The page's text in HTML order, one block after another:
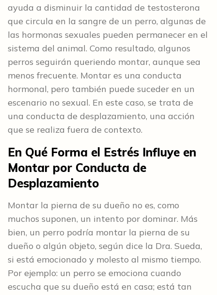
ayuda a disminuir la cantidad de testosterona
que circula en la sangre de un perro, algunas de
las hormonas sexuales pueden permanecer en el
sistema del animal. Como resultado, algunos
perros seguirán queriendo montar, aunque sea
menos frecuente. Montar es una conducta
hormonal, pero también puede suceder en un
escenario no sexual. En este caso, se trata de
una conducta de desplazamiento, una acción
que se realiza fuera de contexto.
En Qué Forma el Estrés Influye en
Montar por Conducta de
Desplazamiento
Montar la pierna de su dueño no es, como
muchos suponen, un intento por dominar. Más
bien, un perro podría montar la pierna de su
dueño o algún objeto, según dice la Dra. Sueda,
si está emocionado y molesto al mismo tiempo.
Por ejemplo: un perro se emociona cuando
escucha que su dueño está en casa; está tan